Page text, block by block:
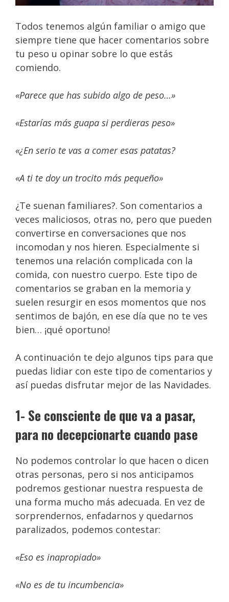
Todos tenemos algún familiar o amigo que
siempre tiene que hacer comentarios sobre
tu peso u opinar sobre lo que estás
comiendo.
«Parece que has subido algo de peso…»
«Estarías más guapa si perdieras peso»
«¿En serio te vas a comer esas patatas?
«A ti te doy un trocito más pequeño»
¿Te suenan familiares?. Son comentarios a
veces maliciosos, otras no, pero que pueden
convertirse en conversaciones que nos
incomodan y nos hieren. Especialmente si
tenemos una relación complicada con la
comida, con nuestro cuerpo. Este tipo de
comentarios se graban en la memoria y
suelen resurgir en esos momentos que nos
sentimos de bajón, en ese día que no te ves
bien… ¡qué oportuno!
A continuación te dejo algunos tips para que
puedas lidiar con este tipo de comentarios y
así puedas disfrutar mejor de las Navidades.
1- Se consciente de que va a pasar,
para no decepcionarte cuando pase
No podemos controlar lo que hacen o dicen
otras personas, pero si nos anticipamos
podremos gestionar nuestra respuesta de
una forma mucho más adecuada. En vez de
sorprendernos, enfadarnos y quedarnos
paralizados, podemos contestar:
«Eso es inapropiado»
«No es de tu incumbencia»